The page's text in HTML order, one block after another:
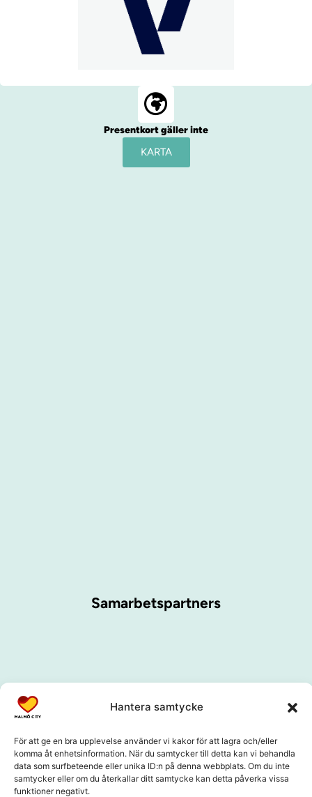
Hantera samtycke
För att ge en bra upplevelse använder vi kakor för att lagra och/eller
komma åt enhetsinformation. När du samtycker till detta kan vi behandla
data som surfbeteende eller unika ID:n på denna webbplats. Om du inte
samtycker eller om du återkallar ditt samtycke kan detta påverka vissa
funktioner negativt.
Presentkort gäller inte
KARTA
Samarbetspartners